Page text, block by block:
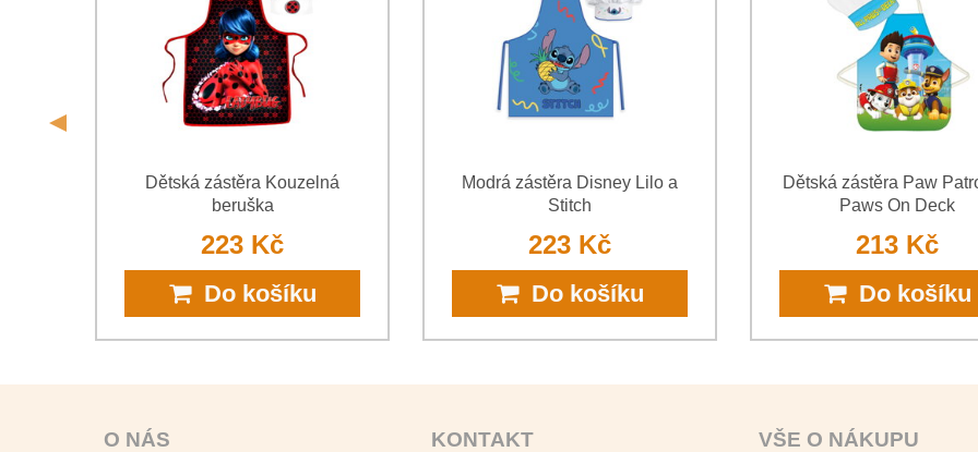
Dětská zástěra Kouzelná
beruška
223 Kč
Do košíku
Modrá zástěra Disney Lilo a
Stitch
223 Kč
Do košíku
Dětská zástěra Paw
Paws On Deck
213 Kč
Do košíku
O NÁS KONTAKT VŠE O NÁKUPU